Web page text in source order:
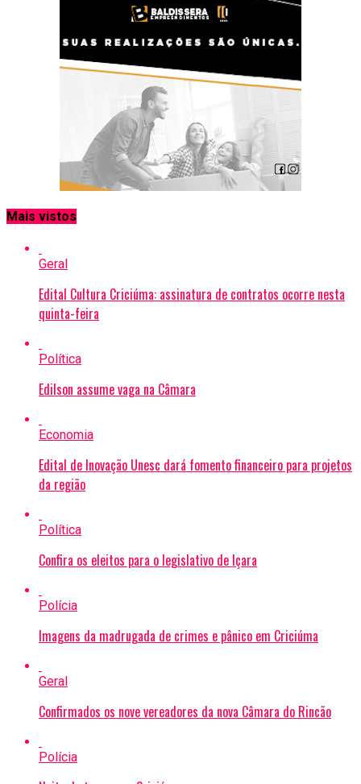
Mais vistos
Geral
Edital Cultura Criciúma: assinatura de contratos ocorre nesta
quinta-feira
Política
Edilson assume vaga na Câmara
Economia
Edital de Inovação Unesc dará fomento financeiro para projetos
da região
Política
Confira os eleitos para o legislativo de Içara
Polícia
Imagens da madrugada de crimes e pânico em Criciúma
Geral
Confirmados os nove vereadores da nova Câmara do Rincão
Polícia